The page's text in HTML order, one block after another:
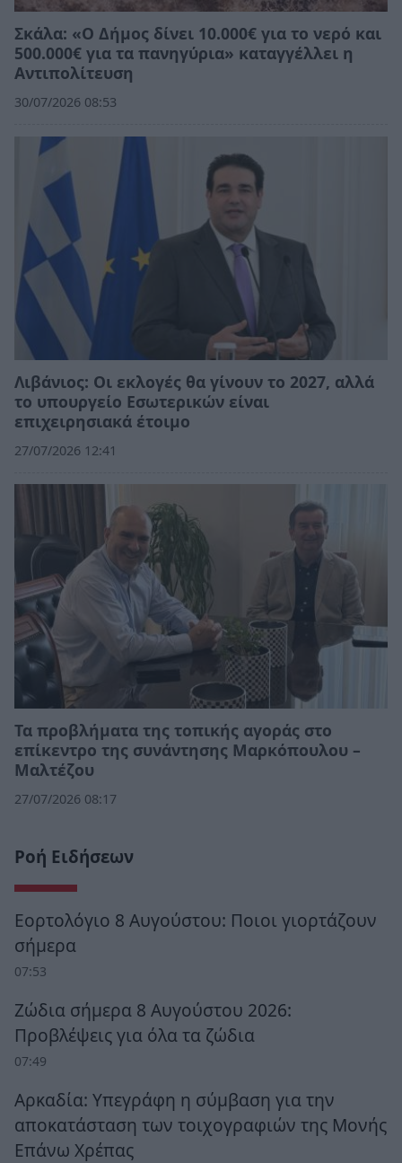
Σκάλα: «Ο Δήμος δίνει 10.000€ για το νερό και
500.000€ για τα πανηγύρια» καταγγέλλει η
Αντιπολίτευση
30/07/2026 08:53
Λιβάνιος: Οι εκλογές θα γίνουν το 2027, αλλά
το υπουργείο Εσωτερικών είναι
επιχειρησιακά έτοιμο
27/07/2026 12:41
Τα προβλήματα της τοπικής αγοράς στο
επίκεντρο της συνάντησης Μαρκόπουλου –
Μαλτέζου
27/07/2026 08:17
Ροή Ειδήσεων
Εορτολόγιο 8 Αυγούστου: Ποιοι γιορτάζουν
σήμερα
07:53
Ζώδια σήμερα 8 Αυγούστου 2026:
Προβλέψεις για όλα τα ζώδια
07:49
Αρκαδία: Υπεγράφη η σύμβαση για την
αποκατάσταση των τοιχογραφιών της Μονής
Επάνω Χρέπας